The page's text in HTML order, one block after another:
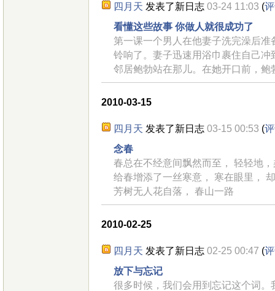
四月天 发表了新日志 03-24 11:03 (
看懂这些故事 你做人就很成功了
第一课一个男人在他妻子洗完澡后准
铃响了。妻子迅速用浴巾裹住自己冲
邻居鲍勃站在那儿。在她开口前，鲍
2010-03-15
四月天 发表了新日志 03-15 00:53 (
念春
春总在不经意间飘然而至， 轻轻地
给春增添了一丝寒意， 寒在眼里，
芳树无人花自落， 春山一路
2010-02-25
四月天 发表了新日志 02-25 00:47 (
放下与忘记
很多时候，我们会用到忘记这个词。